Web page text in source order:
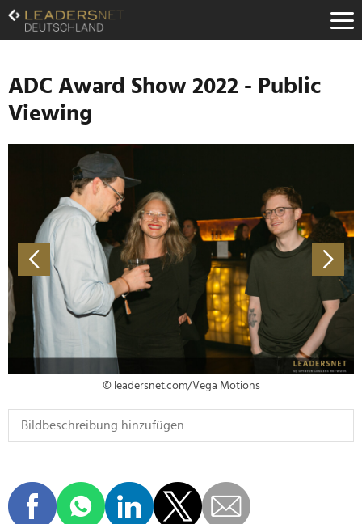
Zum
Inhalt
Zur
Navigation
Zur
Hauptnavigation
ADC Award Show 2022 - Public
Viewing
© leadersnet.com/Vega Motions